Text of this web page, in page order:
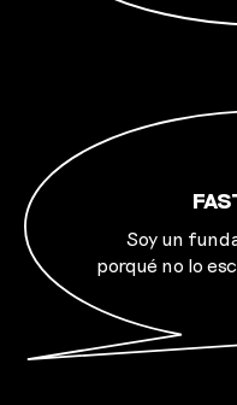
Soy un
porqué no lo